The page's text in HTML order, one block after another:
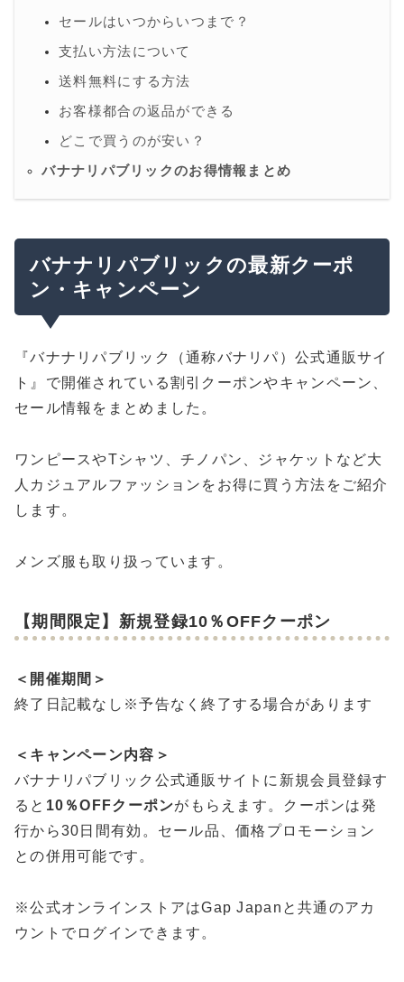
セールはいつからいつまで？
支払い方法について
送料無料にする方法
お客様都合の返品ができる
どこで買うのが安い？
バナナリパブリックのお得情報まとめ
バナナリパブリックの最新クーポ
ン・キャンペーン
『バナナリパブリック（通称バナリパ）公式通販サイ
ト』で開催されている割引クーポンやキャンペーン、
セール情報をまとめました。
ワンピースやTシャツ、チノパン、ジャケットなど大
人カジュアルファッションをお得に買う方法をご紹介
します。
メンズ服も取り扱っています。
【期間限定】新規登録10％OFFクーポン
＜開催期間＞
終了日記載なし※予告なく終了する場合があります
＜キャンペーン内容＞
バナナリパブリック公式通販サイトに新規会員登録す
ると 10％OFFクーポンがもらえます。クーポンは発
行から30日間有効。セール品、価格プロモーション
との併用可能です。
※公式オンラインストアはGap Japanと共通のアカ
ウントでログインできます。